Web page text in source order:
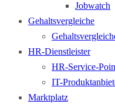
Jobwatch
Gehaltsvergleiche
HR-Dienstleister
HR-Service-
IT-
Marktplatz